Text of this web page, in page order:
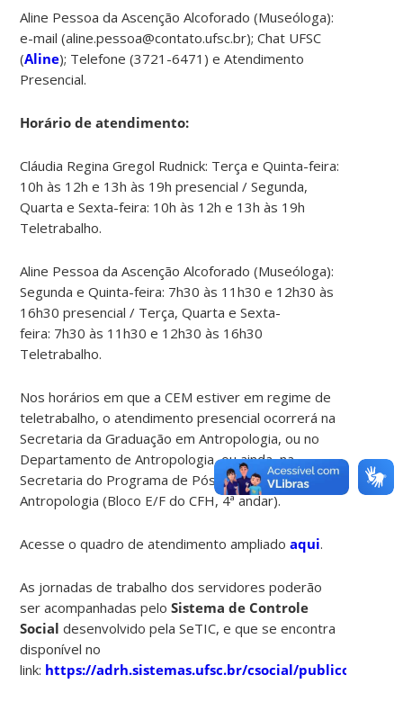
Aline Pessoa da Ascenção Alcoforado (Museóloga):
e-mail (aline.pessoa@contato.ufsc.br); Chat UFSC
(Aline); Telefone (3721-6471) e Atendimento
Presencial.
Horário de atendimento:
Cláudia Regina Gregol Rudnick: Terça e Quinta-feira:
10h às 12h e 13h às 19h presencial / Segunda,
Quarta e Sexta-feira: 10h às 12h e 13h às 19h
Teletrabalho.
Aline Pessoa da Ascenção Alcoforado (Museóloga):
Segunda e Quinta-feira: 7h30 às 11h30 e 12h30 às
16h30 presencial / Terça, Quarta e Sexta-
feira: 7h30 às 11h30 e 12h30 às 16h30
Teletrabalho.
Nos horários em que a CEM estiver em regime de
teletrabalho, o atendimento presencial ocorrerá na
Secretaria da Graduação em Antropologia, ou no
Departamento de Antropologia, ou ainda, na
Secretaria do Programa de Pós Graduação em
Antropologia (Bloco E/F do CFH, 4ª andar).
Acesse o quadro de atendimento ampliadoaqui.
As jornadas de trabalho dos servidores poderão
ser acompanhadas peloSistema de Controle
Social desenvolvido pela SeTIC, e que se encontra
disponível no
link: https://adrh.sistemas.ufsc.br/csocial/publico/